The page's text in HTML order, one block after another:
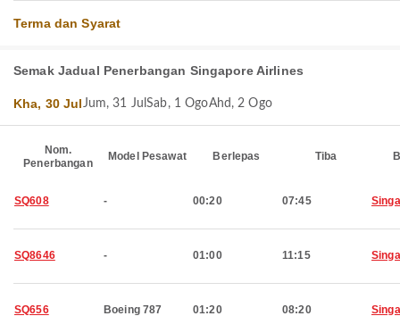
Terma dan Syarat
Semak Jadual Penerbangan Singapore Airlines
Kha, 30 JulJum, 31 JulSab, 1 OgoAhd, 2 Ogo
Nom.
Penerbangan
Model Pesawat Berlepas Tiba
SQ608 - 00:20 07:45
SQ8646 - 01:00 11:15
SQ656 Boeing 787 01:20 08:20